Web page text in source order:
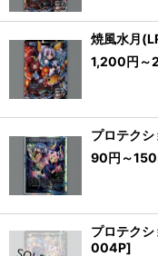
焼風水月
1,200円 ～
プロテク
90円 ～150
プロテク
004P]